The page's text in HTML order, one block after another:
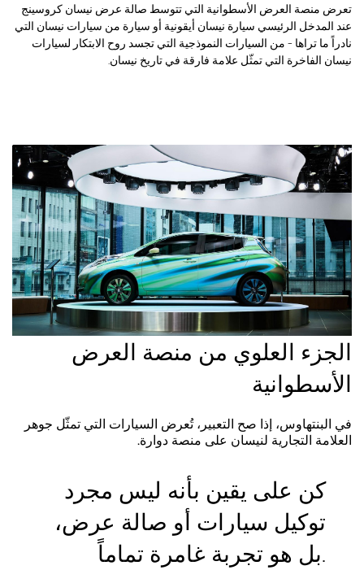
تعرض منصة العرض الأسطوانية التي تتوسط صالة عرض نيسان كروسينج
عند المدخل الرئيسي سيارة نيسان أيقونية أو سيارة من سيارات نيسان التي
نادراً ما تراها - من السيارات النموذجية التي تجسد روح الابتكار لسيارات
نيسان الفاخرة التي تمثّل علامة فارقة في تاريخ نيسان.
الجزء العلوي من منصة العرض
الأسطوانية
في البنتهاوس، إذا صح التعبير، تُعرض السيارات التي تمثّل جوهر
العلامة التجارية لنيسان على منصة دوارة.
كن على يقين بأنه ليس مجرد
توكيل سيارات أو صالة عرض،
بل هو تجربة غامرة تماماً.